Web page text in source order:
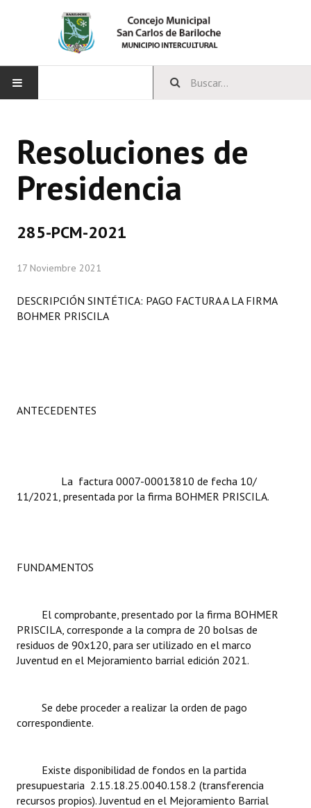
CONCEJO
Bloques Políticos
Comisiones Permanentes
Comisiones Especiales
Concejales Mandato Cumplido
Constitución Provincial
Digesto
DOCUMENTOS
Proyectos Presentados
Dictámenes Asesoría Letrada
Informes de Unidad Coordinadora
Actas de Audiencias Públicas
NORMATIVA
Resoluciones de
Presidencia
285-PCM-2021
17 Noviembre 2021
DESCRIPCIÓN SINTÉTICA: PAGO FACTURA A LA FIRMA
BOHMER PRISCILA
ANTECEDENTES
La factura 0007-00013810 de fecha 10/
11/2021, presentada por la firma BOHMER PRISCILA.
FUNDAMENTOS
El comprobante, presentado por la firma BOHMER
PRISCILA, corresponde a la compra de 20 bolsas de
residuos de 90x120, para ser utilizado en el marco
Juventud en el Mejoramiento barrial edición 2021.
Se debe proceder a realizar la orden de pago
correspondiente.
Existe disponibilidad de fondos en la partida
presupuestaria 2.15.18.25.0040.158.2 (transferencia
recursos propios). Juventud en el Mejoramiento Barrial